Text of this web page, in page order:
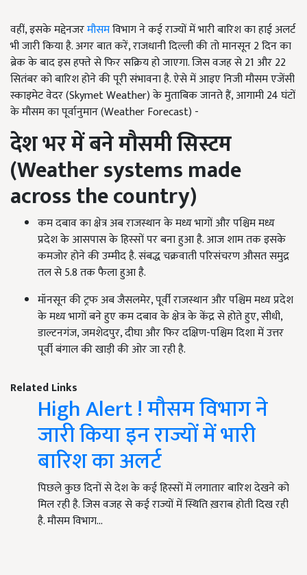
वहीं, इसके मद्देनजरमौसमविभाग ने कई राज्यों में भारी बारिश का हाई अलर्ट
भी जारी किया है. अगर बात करें, राजधानी दिल्ली की तो मानसून 2 दिन का
ब्रेक के बाद इस हफ्ते से फिर सक्रिय हो जाएगा. जिस वजह से 21 और 22
सितंबर को बारिश होने की पूरी संभावना है. ऐसे में आइए निजी मौसम एजेंसी
स्काइमेट वेदर (Skymet Weather) के मुताबिक जानते हैं, आगामी 24 घंटों
के मौसम का पूर्वानुमान (Weather Forecast) -
देश भर में बने मौसमी सिस्टम
(Weather systems made
across the country)
कम दबाव का क्षेत्र अब राजस्थान के मध्य भागों और पश्चिम मध्य
प्रदेश के आसपास के हिस्सों पर बना हुआ है. आज शाम तक इसके
कमजोर होने की उम्मीद है. संबद्ध चक्रवाती परिसंचरण औसत समुद्र
तल से 5.8 तक फैला हुआ है.
मॉनसून की ट्रफ अब जैसलमेर, पूर्वी राजस्थान और पश्चिम मध्य प्रदेश
के मध्य भागों बने हुए कम दबाव के क्षेत्र के केंद्र से होते हुए, सीधी,
डाल्टनगंज, जमशेदपुर, दीघा और फिर दक्षिण-पश्चिम दिशा में उत्तर
पूर्वी बंगाल की खाड़ी की ओर जा रही है.
Related Links
High Alert ! मौसम विभाग ने
जारी किया इन राज्यों में भारी
बारिश का अलर्ट
पिछले कुछ दिनों से देश के कई हिस्सों में लगातार बारिश देखने को
मिल रही है. जिस वजह से कई राज्यों में स्थिति ख़राब होती दिख रही
है. मौसम विभाग…